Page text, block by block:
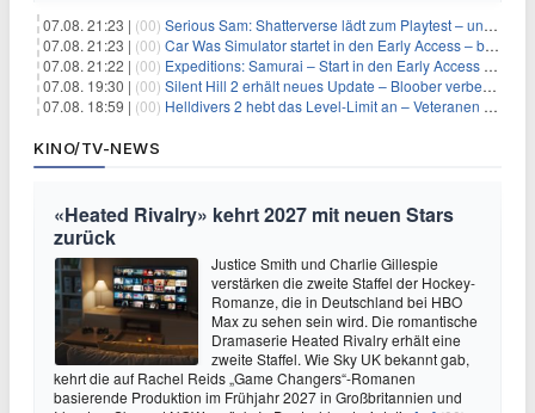
07.08. 21:23 | (00) Serious Sam: Shatterverse lädt zum Playtest – und erscheint schon bald!
07.08. 21:23 | (00) Car Was Simulator startet in den Early Access – bald gehts los!
07.08. 21:22 | (00) Expeditions: Samurai – Start in den Early Access ab heute im feudalen Japan
07.08. 19:30 | (00) Silent Hill 2 erhält neues Update – Bloober verbessert Grafik und Performance
07.08. 18:59 | (00) Helldivers 2 hebt das Level-Limit an – Veteranen können endlich weiter aufsteigen
KINO/TV-NEWS
«Heated Rivalry» kehrt 2027 mit neuen Stars
zurück
Justice Smith und Charlie Gillespie
verstärken die zweite Staffel der Hockey-
Romanze, die in Deutschland bei HBO
Max zu sehen sein wird. Die romantische
Dramaserie Heated Rivalry erhält eine
zweite Staffel. Wie Sky UK bekannt gab,
kehrt die auf Rachel Reids „Game Changers“-Romanen
basierende Produktion im Frühjahr 2027 in Großbritannien und